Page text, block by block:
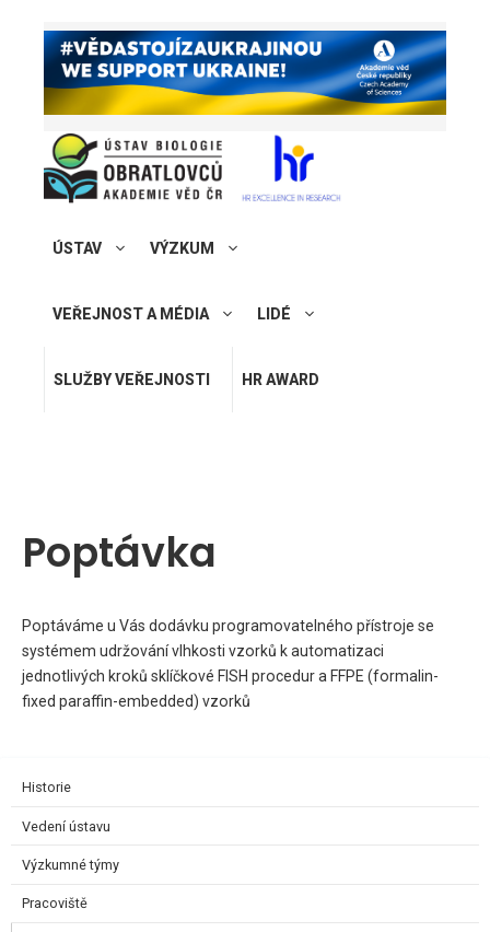
ÚSTAV VÝZKUM
VEŘEJNOST A MÉDIA LIDÉ
SLUŽBY VEŘEJNOSTI HR AWARD
Poptávka
Poptáváme u Vás dodávku programovatelného přístroje se
systémem udržování vlhkosti vzorků k automatizaci
jednotlivých kroků sklíčkové FISH procedur a FFPE (formalin-
fixed paraffin-embedded) vzorků
Historie
Vedení ústavu
Výzkumné týmy
Pracoviště